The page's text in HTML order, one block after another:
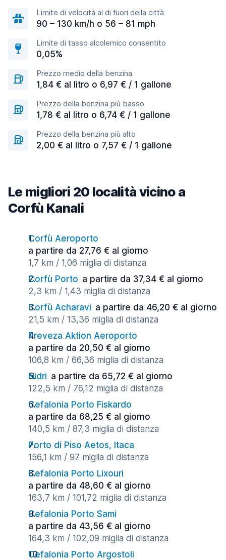
Limite di velocità al di fuori della città
90 – 130 km/h o 56 – 81 mph
Limite di tasso alcolemico consentito
0,05%
Prezzo medio della benzina
1,84 € al litro o 6,97 € / 1 gallone
Prezzo della benzina più basso
1,78 € al litro o 6,74 € / 1 gallone
Prezzo della benzina più alto
2,00 € al litro o 7,57 € / 1 gallone
Le migliori 20 località vicino a
Corfù Kanali
Corfù Aeroporto
a partire da 27,76 € al giorno
1,7 km / 1,06 miglia di distanza
Corfù Porto a partire da 37,34 € al giorno
2,3 km / 1,43 miglia di distanza
Corfù Acharavi a partire da 46,20 € al giorno
21,5 km / 13,36 miglia di distanza
Preveza Aktion Aeroporto
a partire da 20,50 € al giorno
106,8 km / 66,36 miglia di distanza
Nidri a partire da 65,72 € al giorno
122,5 km / 76,12 miglia di distanza
Cefalonia Porto Fiskardo
a partire da 68,25 € al giorno
140,5 km / 87,3 miglia di distanza
Porto di Piso Aetos, Itaca
156,1 km / 97 miglia di distanza
Cefalonia Porto Lixouri
a partire da 48,60 € al giorno
163,7 km / 101,72 miglia di distanza
Cefalonia Porto Sami
a partire da 43,56 € al giorno
164,3 km / 102,09 miglia di distanza
Cefalonia Porto Argostoli